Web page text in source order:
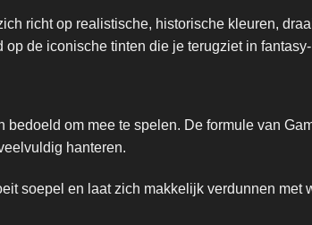
richt op realistische, historische kleuren,
de iconische tinten die je terugziet in
bedoeld om mee te spelen. De formule van
hanteren.
soepel en laat zich makkelijk verdunnen met